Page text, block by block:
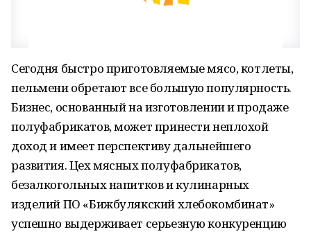
Сегодня быстро приготовляемые мясо, котлеты,
пельмени обретают все большую популярность.
Бизнес, основанный на изготовлении и продаже
полуфабрикатов, может принести неплохой
доход и имеет перспективу дальнейшего
развития. Цех мясных полуфабрикатов,
безалкогольных напитков и кулинарных
изделий ПО «Бижбулякский хлебокомбинат»
успешно выдерживает серьезную конкуренцию